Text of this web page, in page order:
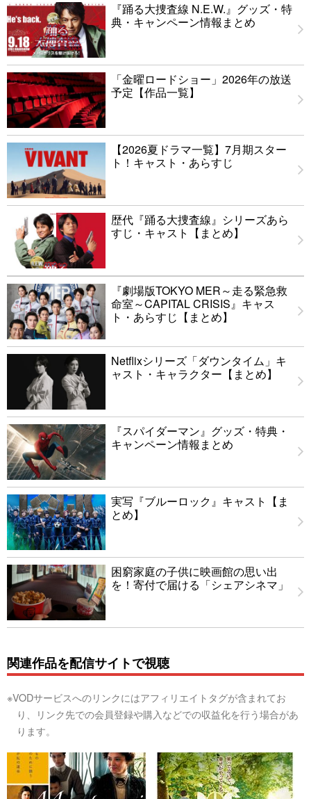
『踊る大捜査線 N.E.W.』グッズ・特
典・キャンペーン情報まとめ
「金曜ロードショー」2026年の放送
予定【作品一覧】
【2026夏ドラマ一覧】7月期スター
ト！キャスト・あらすじ
歴代『踊る大捜査線』シリーズあら
すじ・キャスト【まとめ】
『劇場版TOKYO MER～走る緊急救
命室～CAPITAL CRISIS』キャス
ト・あらすじ【まとめ】
Netflixシリーズ「ダウンタイム」キ
ャスト・キャラクター【まとめ】
『スパイダーマン』グッズ・特典・
キャンペーン情報まとめ
実写『ブルーロック』キャスト【ま
とめ】
困窮家庭の子供に映画館の思い出
を！寄付で届ける「シェアシネマ」
関連作品を配信サイトで視聴
※VODサービスへのリンクにはアフィリエイトタグが含まれてお
り、リンク先での会員登録や購入などでの収益化を行う場合があ
ります。